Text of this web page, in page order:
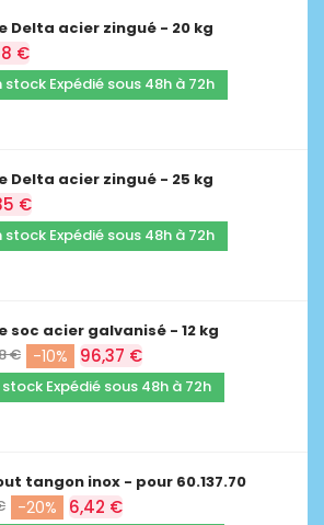
Delta acier zingué - 20 kg
€
stock Expédié sous 48h à 72h
Delta acier zingué - 25 kg
€
stock Expédié sous 48h à 72h
soc acier galvanisé - 12 kg
€
-10% 96,37 €
stock Expédié sous 48h à 72h
tangon inox - pour 60.137.70
-20% 6,42 €